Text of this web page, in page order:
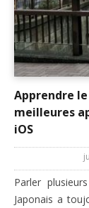
Apprendre le
meilleures
iOS
Parler
Japonais a